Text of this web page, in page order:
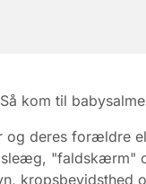
kom til
og deres forældre
"faldskærm"
kropsbevidsthed